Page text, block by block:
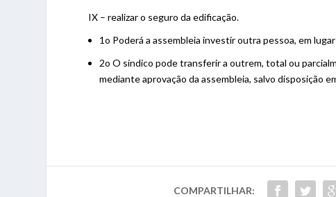
IX – realizar o seguro da edificação.
1o Poderá a assembleia investir outra pessoa, em
2o O síndico pode transferir a outrem, total ou
mediante aprovação da assembleia, salvo disposição
COMPARTILHAR: